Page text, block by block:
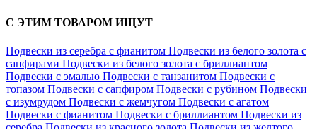
С ЭТИМ ТОВАРОМ ИЩУТ
Подвески из серебра с фианитом Подвески из белого золота с
сапфирами Подвески из белого золота с бриллиантом
Подвески с эмалью Подвески с танзанитом Подвески с
топазом Подвески с сапфиром Подвески с рубином Подвески
с изумрудом Подвески с жемчугом Подвески с агатом
Подвески с фианитом Подвески с бриллиантом Подвески из